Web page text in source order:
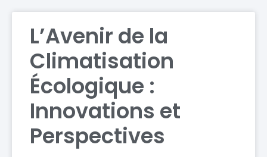
L’Avenir de la
Climatisation
Écologique :
Innovations et
Perspectives